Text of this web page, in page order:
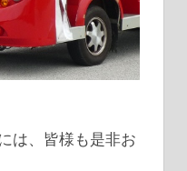
は、皆様も是非お